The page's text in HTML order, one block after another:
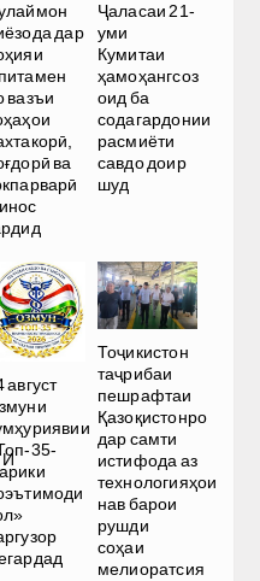
дар
вазъи
ва
Ҷаласаи 21-
уми
Кумитаи
ҳамоҳангсоз
оид ба
содагардонии
расмиёти
савдо доир
шуд
август
35-
Тоҷикистон
таҷрибаи
пешрафтаи
Қазоқистонро
дар самти
истифода аз
технологияҳои
нав барои
рушди
соҳаи
мелиоратсия